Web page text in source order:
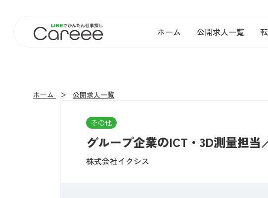
ホーム 公開求人一覧
ホーム 公開求人一覧
その他
グループ企業のICT・3D測量担当
株式会社イクシス